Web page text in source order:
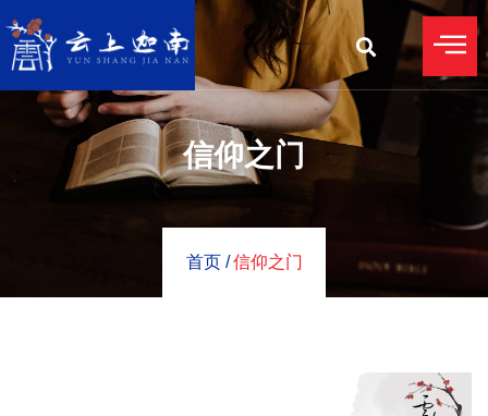
信仰之门
首页 / 信仰之门